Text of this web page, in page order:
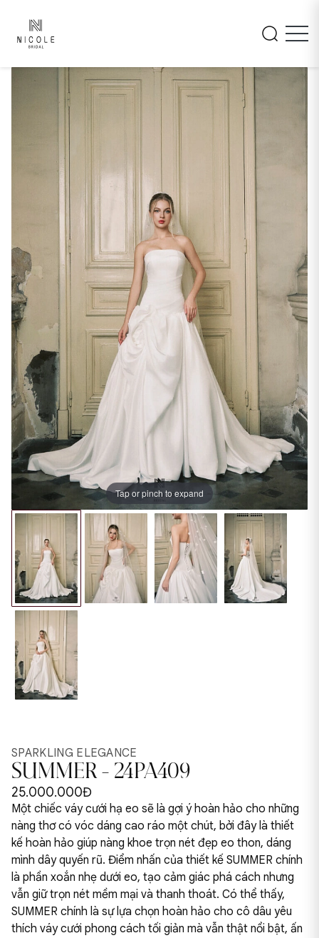
Tap or pinch to expand
SPARKLING ELEGANCE
SUMMER - 24PA409
25.000.000Đ
Một chiếc váy cưới hạ eo sẽ là gợi ý hoàn hảo cho những
nàng thơ có vóc dáng cao ráo một chút, bởi đây là thiết
kế hoàn hảo giúp nàng khoe trọn nét đẹp eo thon, dáng
mình dây quyến rũ. Điểm nhấn của thiết kế SUMMER chính
là phần xoắn nhẹ dưới eo, tạo cảm giác phá cách nhưng
vẫn giữ trọn nét mềm mại và thanh thoát. Có thể thấy,
SUMMER chính là sự lựa chọn hoàn hảo cho cô dâu yêu
thích váy cưới phong cách tối giản mà vẫn thật nổi bật, ấn